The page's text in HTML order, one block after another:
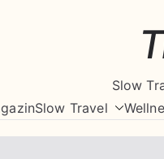
Slow
Slow Travel